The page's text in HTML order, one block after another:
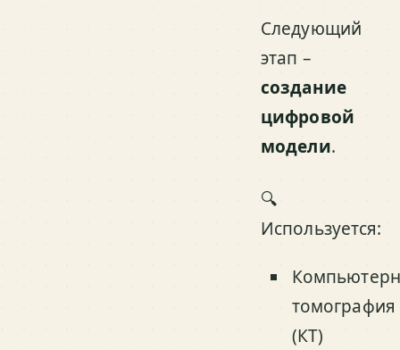
Следующий
этап –
создание
цифровой
модели.
🔍
Используется:
томография
(КТ)